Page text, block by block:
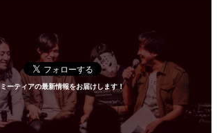
ミーティアの最新情報をお届けします！